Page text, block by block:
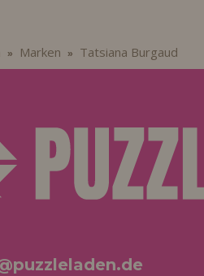
» Marken » Tatsiana Burgaud